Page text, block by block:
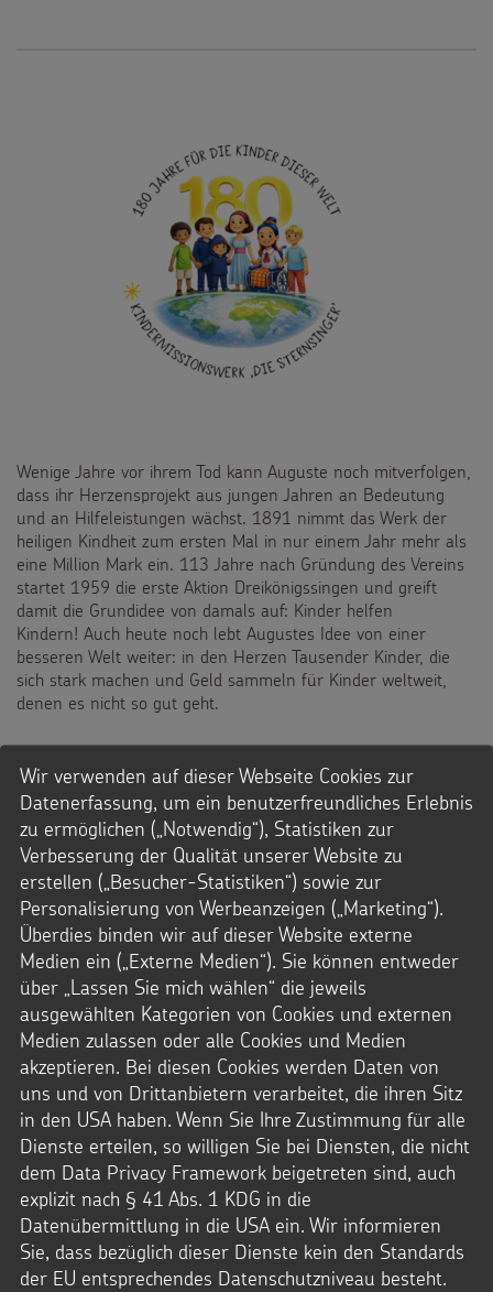
Wenige Jahre vor ihrem Tod kann Auguste noch mitverfolgen,
dass ihr Herzensprojekt aus jungen Jahren an Bedeutung
und an Hilfeleistungen wächst. 1891 nimmt das Werk der
heiligen Kindheit zum ersten Mal in nur einem Jahr mehr als
eine Million Mark ein. 113 Jahre nach Gründung des Vereins
startet 1959 die erste Aktion Dreikönigssingen und greift
damit die Grundidee von damals auf: Kinder helfen
Kindern! Auch heute noch lebt Augustes Idee von einer
besseren Welt weiter: in den Herzen Tausender Kinder, die
sich stark machen und Geld sammeln für Kinder weltweit,
denen es nicht so gut geht.
Die Geschichte von Auguste zum
Ansehen und Anhören!
Mit Auguste fing alles an ...
Möchten Sie vonYoutubebereitgestellte
externe Inhalte laden?
JA
IMMER
Wir verwenden auf dieser Webseite Cookies zur
Datenerfassung, um ein benutzerfreundliches Erlebnis
zu ermöglichen („Notwendig“), Statistiken zur
Verbesserung der Qualität unserer Website zu
erstellen („Besucher-Statistiken“) sowie zur
Personalisierung von Werbeanzeigen („Marketing“).
Überdies binden wir auf dieser Website externe
Medien ein („Externe Medien“). Sie können entweder
über „Lassen Sie mich wählen“ die jeweils
ausgewählten Kategorien von Cookies und externen
Medien zulassen oder alle Cookies und Medien
akzeptieren. Bei diesen Cookies werden Daten von
uns und von Drittanbietern verarbeitet, die ihren Sitz
in den USA haben. Wenn Sie Ihre Zustimmung für alle
Dienste erteilen, so willigen Sie bei Diensten, die nicht
dem Data Privacy Framework beigetreten sind, auch
explizit nach § 41 Abs. 1 KDG in die
Datenübermittlung in die USA ein. Wir informieren
Sie, dass bezüglich dieser Dienste kein den Standards
der EU entsprechendes Datenschutzniveau besteht.